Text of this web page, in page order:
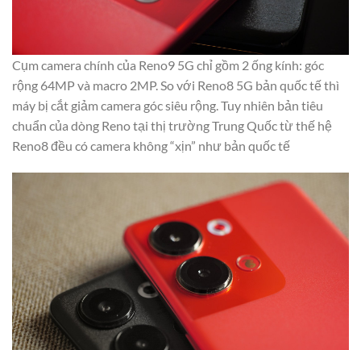
Cụm camera chính của Reno9 5G chỉ gồm 2 ống kính: góc
rộng 64MP và macro 2MP. So với Reno8 5G bản quốc tế thì
máy bị cắt giảm camera góc siêu rộng. Tuy nhiên bản tiêu
chuẩn của dòng Reno tại thị trường Trung Quốc từ thế hệ
Reno8 đều có camera không “xịn” như bản quốc tế